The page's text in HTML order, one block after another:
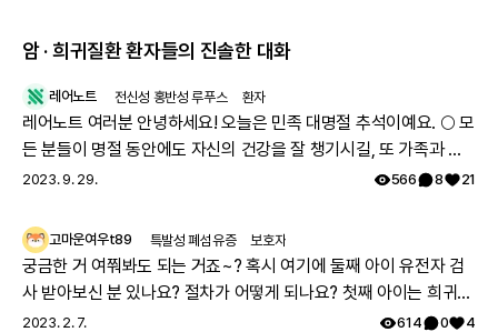
암 · 희귀질환 환자들의 진솔한 대화
레어노트 전신성 홍반성 루푸스 환자
레어노트 여러분 안녕하세요! 오늘은 민족 대명절 추석이예요. 🌕 모
든 분들이 명절 동안에도 자신의 건강을 잘 챙기시길, 또 가족과 함
께 따뜻하고 행복한 시간 보내시길 레어노트팀이 기원하겠습니다!
2023. 9. 29. 566 8 21
고마운여우t89 특발성 폐섬유증 보호자
궁금한 거 여쭤봐도 되는 거죠~? 혹시 여기에 둘째 아이 유전자 검
사 받아보신 분 있나요? 절차가 어떻게 되나요? 첫째 아이는 희귀질
환 진단받았고, 당시에 애기 아빠랑 저랑 유전자 검사했는데 돌연변
2023. 2. 7. 614 0 4